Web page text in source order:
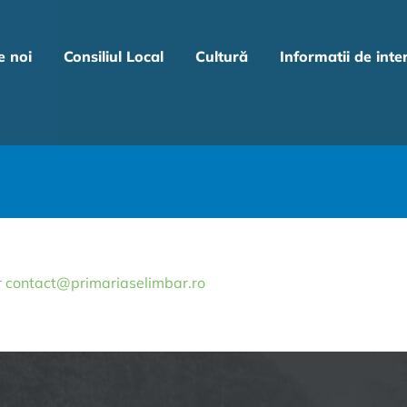
noi Consiliul Local Cultură Informatii de
contact@primariaselimbar.ro